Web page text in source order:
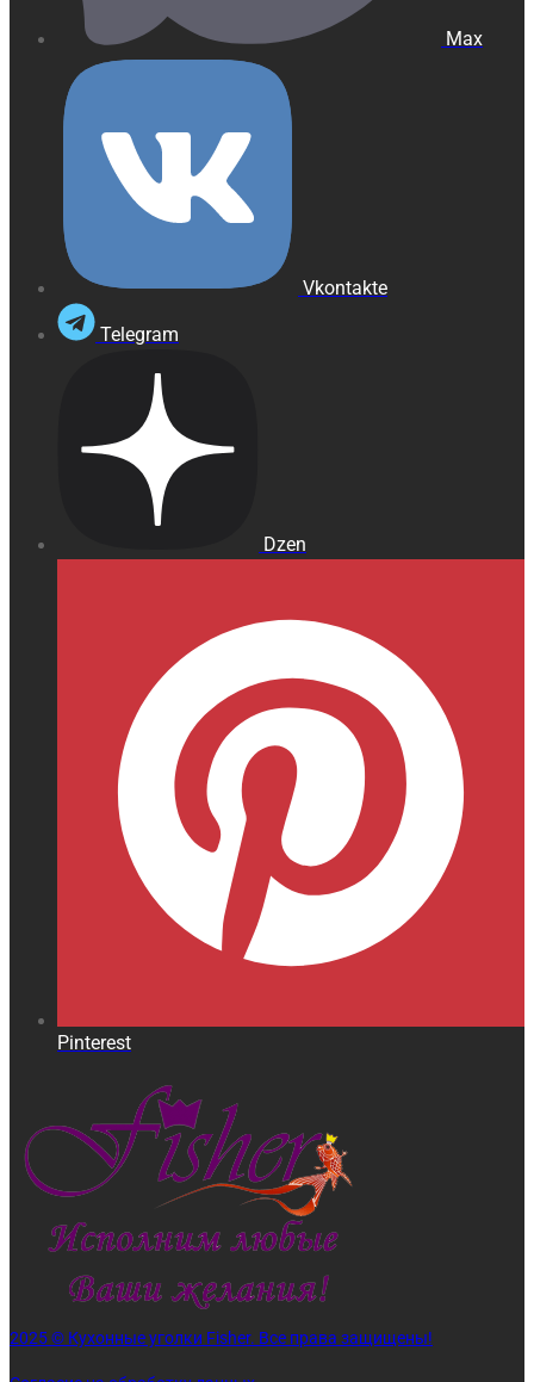
Max
Vkontakte
Telegram
Dzen
Pinterest
2025 © Кухонные уголки Fisher. Все права защищены!